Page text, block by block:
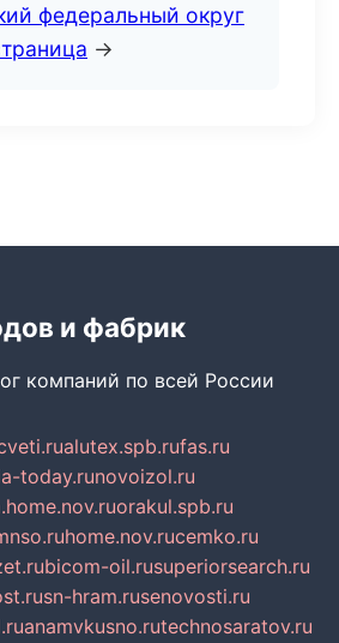
федеральный округ
→
и фабрик
компаний по всей России
alutex.spb.rufas.ru
today.runovoizol.ru
orakul.spb.ru
home.nov.rucemko.ru
bicom-oil.rusuperiorsearch.ru
sn-hram.rusenovosti.ru
anamvkusno.rutechnosaratov.ru